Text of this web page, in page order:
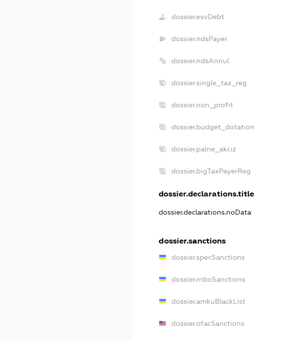
dossier.esvDebt
dossier.ndsPayer
dossier.ndsAnnul
dossier.single_tax_reg
dossier.non_profit
dossier.budget_dotation
dossier.palne_akciz
dossier.bigTaxPayerReg
dossier.declarations.title
dossier.declarations.noData
dossier.sanctions
dossier.specSanctions
dossier.rnboSanctions
dossier.amkuBlackList
dossier.ofacSanctions